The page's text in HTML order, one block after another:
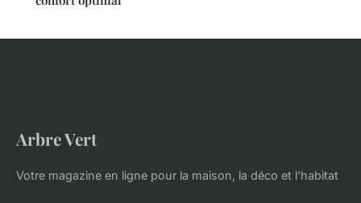
Arbre Vert
Votre magazine en ligne pour la maison, la déco et l'habitat